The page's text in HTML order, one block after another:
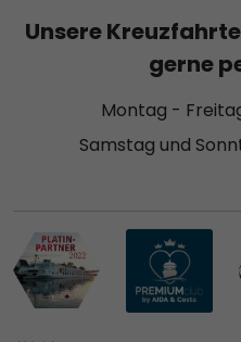
Unsere
gerne
Montag -
Samstag und